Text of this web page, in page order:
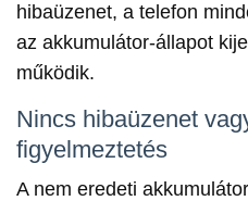
hibaüzenet, a telefon
az akkumulátor-állapot
működik.
Nincs hibaüzenet
figyelmeztetés
A nem eredeti